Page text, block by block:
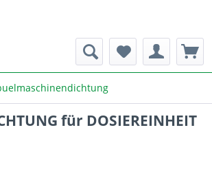
für DOSIEREINHEIT